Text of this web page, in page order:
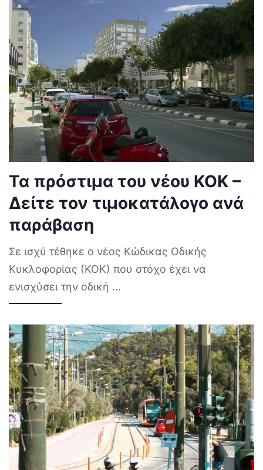
Τα πρόστιμα του νέου ΚΟΚ –
Δείτε τον τιμοκατάλογο ανά
παράβαση
Σε ισχύ τέθηκε ο νέος Κώδικας Οδικής
Κυκλοφορίας (ΚΟΚ) που στόχο έχει να
ενισχύσει την οδική ...